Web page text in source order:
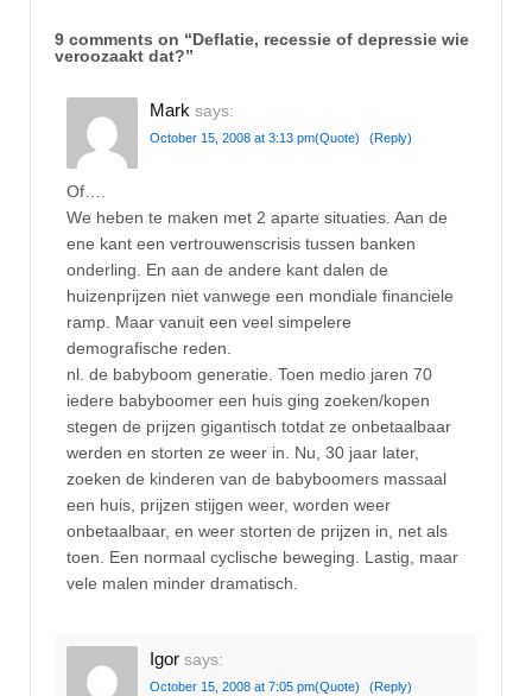
9 comments on “Deflatie, recessie of depressie wie
veroozaakt dat?”
Mark says:
October 15, 2008 at 3:13 pm(Quote) (Reply)
Of….
We heben te maken met 2 aparte situaties. Aan de
ene kant een vertrouwenscrisis tussen banken
onderling. En aan de andere kant dalen de
huizenprijzen niet vanwege een mondiale financiele
ramp. Maar vanuit een veel simpelere
demografische reden.
nl. de babyboom generatie. Toen medio jaren 70
iedere babyboomer een huis ging zoeken/kopen
stegen de prijzen gigantisch totdat ze onbetaalbaar
werden en storten ze weer in. Nu, 30 jaar later,
zoeken de kinderen van de babyboomers massaal
een huis, prijzen stijgen weer, worden weer
onbetaalbaar, en weer storten de prijzen in, net als
toen. Een normaal cyclische beweging. Lastig, maar
vele malen minder dramatisch.
Igor says:
October 15, 2008 at 7:05 pm(Quote) (Reply)